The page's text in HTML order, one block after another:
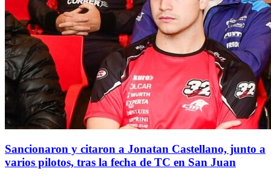
Sancionaron y citaron a Jonatan Castellano, junto a
varios pilotos, tras la fecha de TC en San Juan